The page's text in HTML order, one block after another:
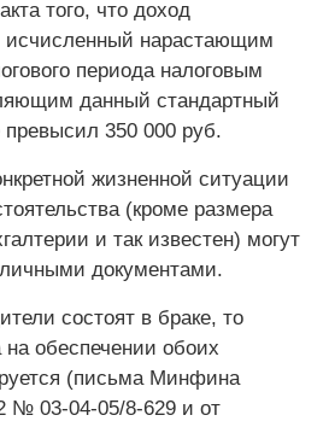
того, что доход
исчисленный нарастающим
периода налоговым
данный стандартный
превысил 350 000 руб.
жизненной ситуации
(кроме размера
и так известен) могут
документами.
состоят в браке, то
обеспечении обоих
(письма Минфина
№ 03-04-05/8-629 и от